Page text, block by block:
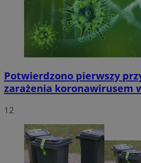
Potwierdzono pierwszy
zarażenia koronawirusem
12